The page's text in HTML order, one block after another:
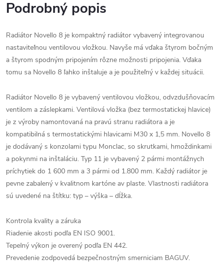
Podrobný popis
Radiátor Novello 8 je kompaktný radiátor vybavený integrovanou
nastaviteľnou ventilovou vložkou. Navyše má vďaka štyrom bočným
a štyrom spodným pripojením rôzne možnosti pripojenia. Vďaka
tomu sa Novello 8 ľahko inštaluje a je použiteľný v každej situácii.
Radiátor Novello 8 je vybavený ventilovou vložkou, odvzdušňovacím
ventilom a záslepkami. Ventilová vložka (bez termostatickej hlavice)
je z výroby namontovaná na pravú stranu radiátora a je
kompatibilná s termostatickými hlavicami M30 x 1,5 mm. Novello 8
je dodávaný s konzolami typu Monclac, so skrutkami, hmoždinkami
a pokynmi na inštaláciu. Typ 11 je vybavený 2 pármi montážnych
príchytiek do 1 600 mm a 3 pármi od 1.800 mm. Každý radiátor je
pevne zabalený v kvalitnom kartóne av plaste. Vlastnosti radiátora
sú uvedené na štítku: typ – výška – dĺžka.
Kontrola kvality a záruka
Riadenie akosti podľa EN ISO 9001.
Tepelný výkon je overený podľa EN 442.
Prevedenie zodpovedá bezpečnostným smerniciam BAGUV.